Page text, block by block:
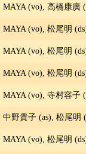
MAYA (vo), 高橋康廣
MAYA (vo), 松尾明
MAYA (vo), 松尾明
MAYA (vo), 松尾明
MAYA (vo), 寺村容子
中野貴子 (as), 松尾明
MAYA (vo), 松尾明